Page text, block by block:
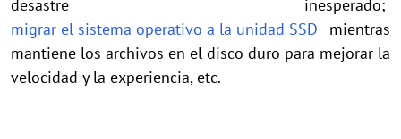
desastre inesperado;
migrar el sistema operativo a la unidad SSD mientras
mantiene los archivos en el disco duro para mejorar la
velocidad y la experiencia, etc.